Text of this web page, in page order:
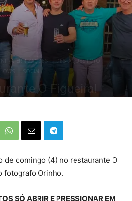
DESTAQUES FOTO
SHOWS SOCIAL
O Figueiral
de domingo (4) no restaurante O
fotografo Orinho.
SÓ ABRIR E PRESSIONAR EM